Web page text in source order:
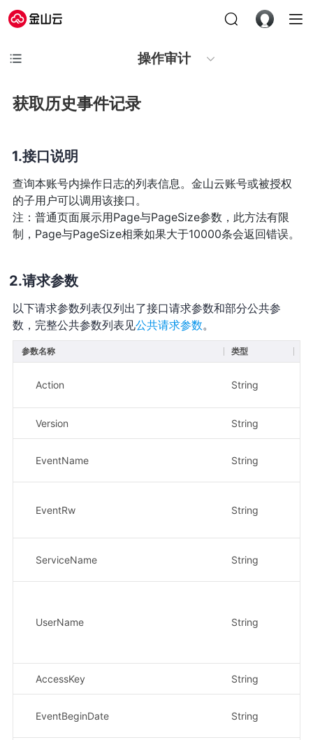
操作审计
获取历史事件记录
接口说明
查询本账号内操作日志的列表信息。金山云账号或被授权
的子用户可以调用该接口。
注：普通页面展示用Page与PageSize参数，此方法有限
制，Page与PageSize相乘如果大于10000条会返回错误。
请求参数
以下请求参数列表仅列出了接口请求参数和部分公共参
数，完整公共参数列表见公共请求参数。
参数名称 类型
Action String
Version String
EventName String
EventRw String
ServiceName String
UserName String
AccessKey String
EventBeginDate String